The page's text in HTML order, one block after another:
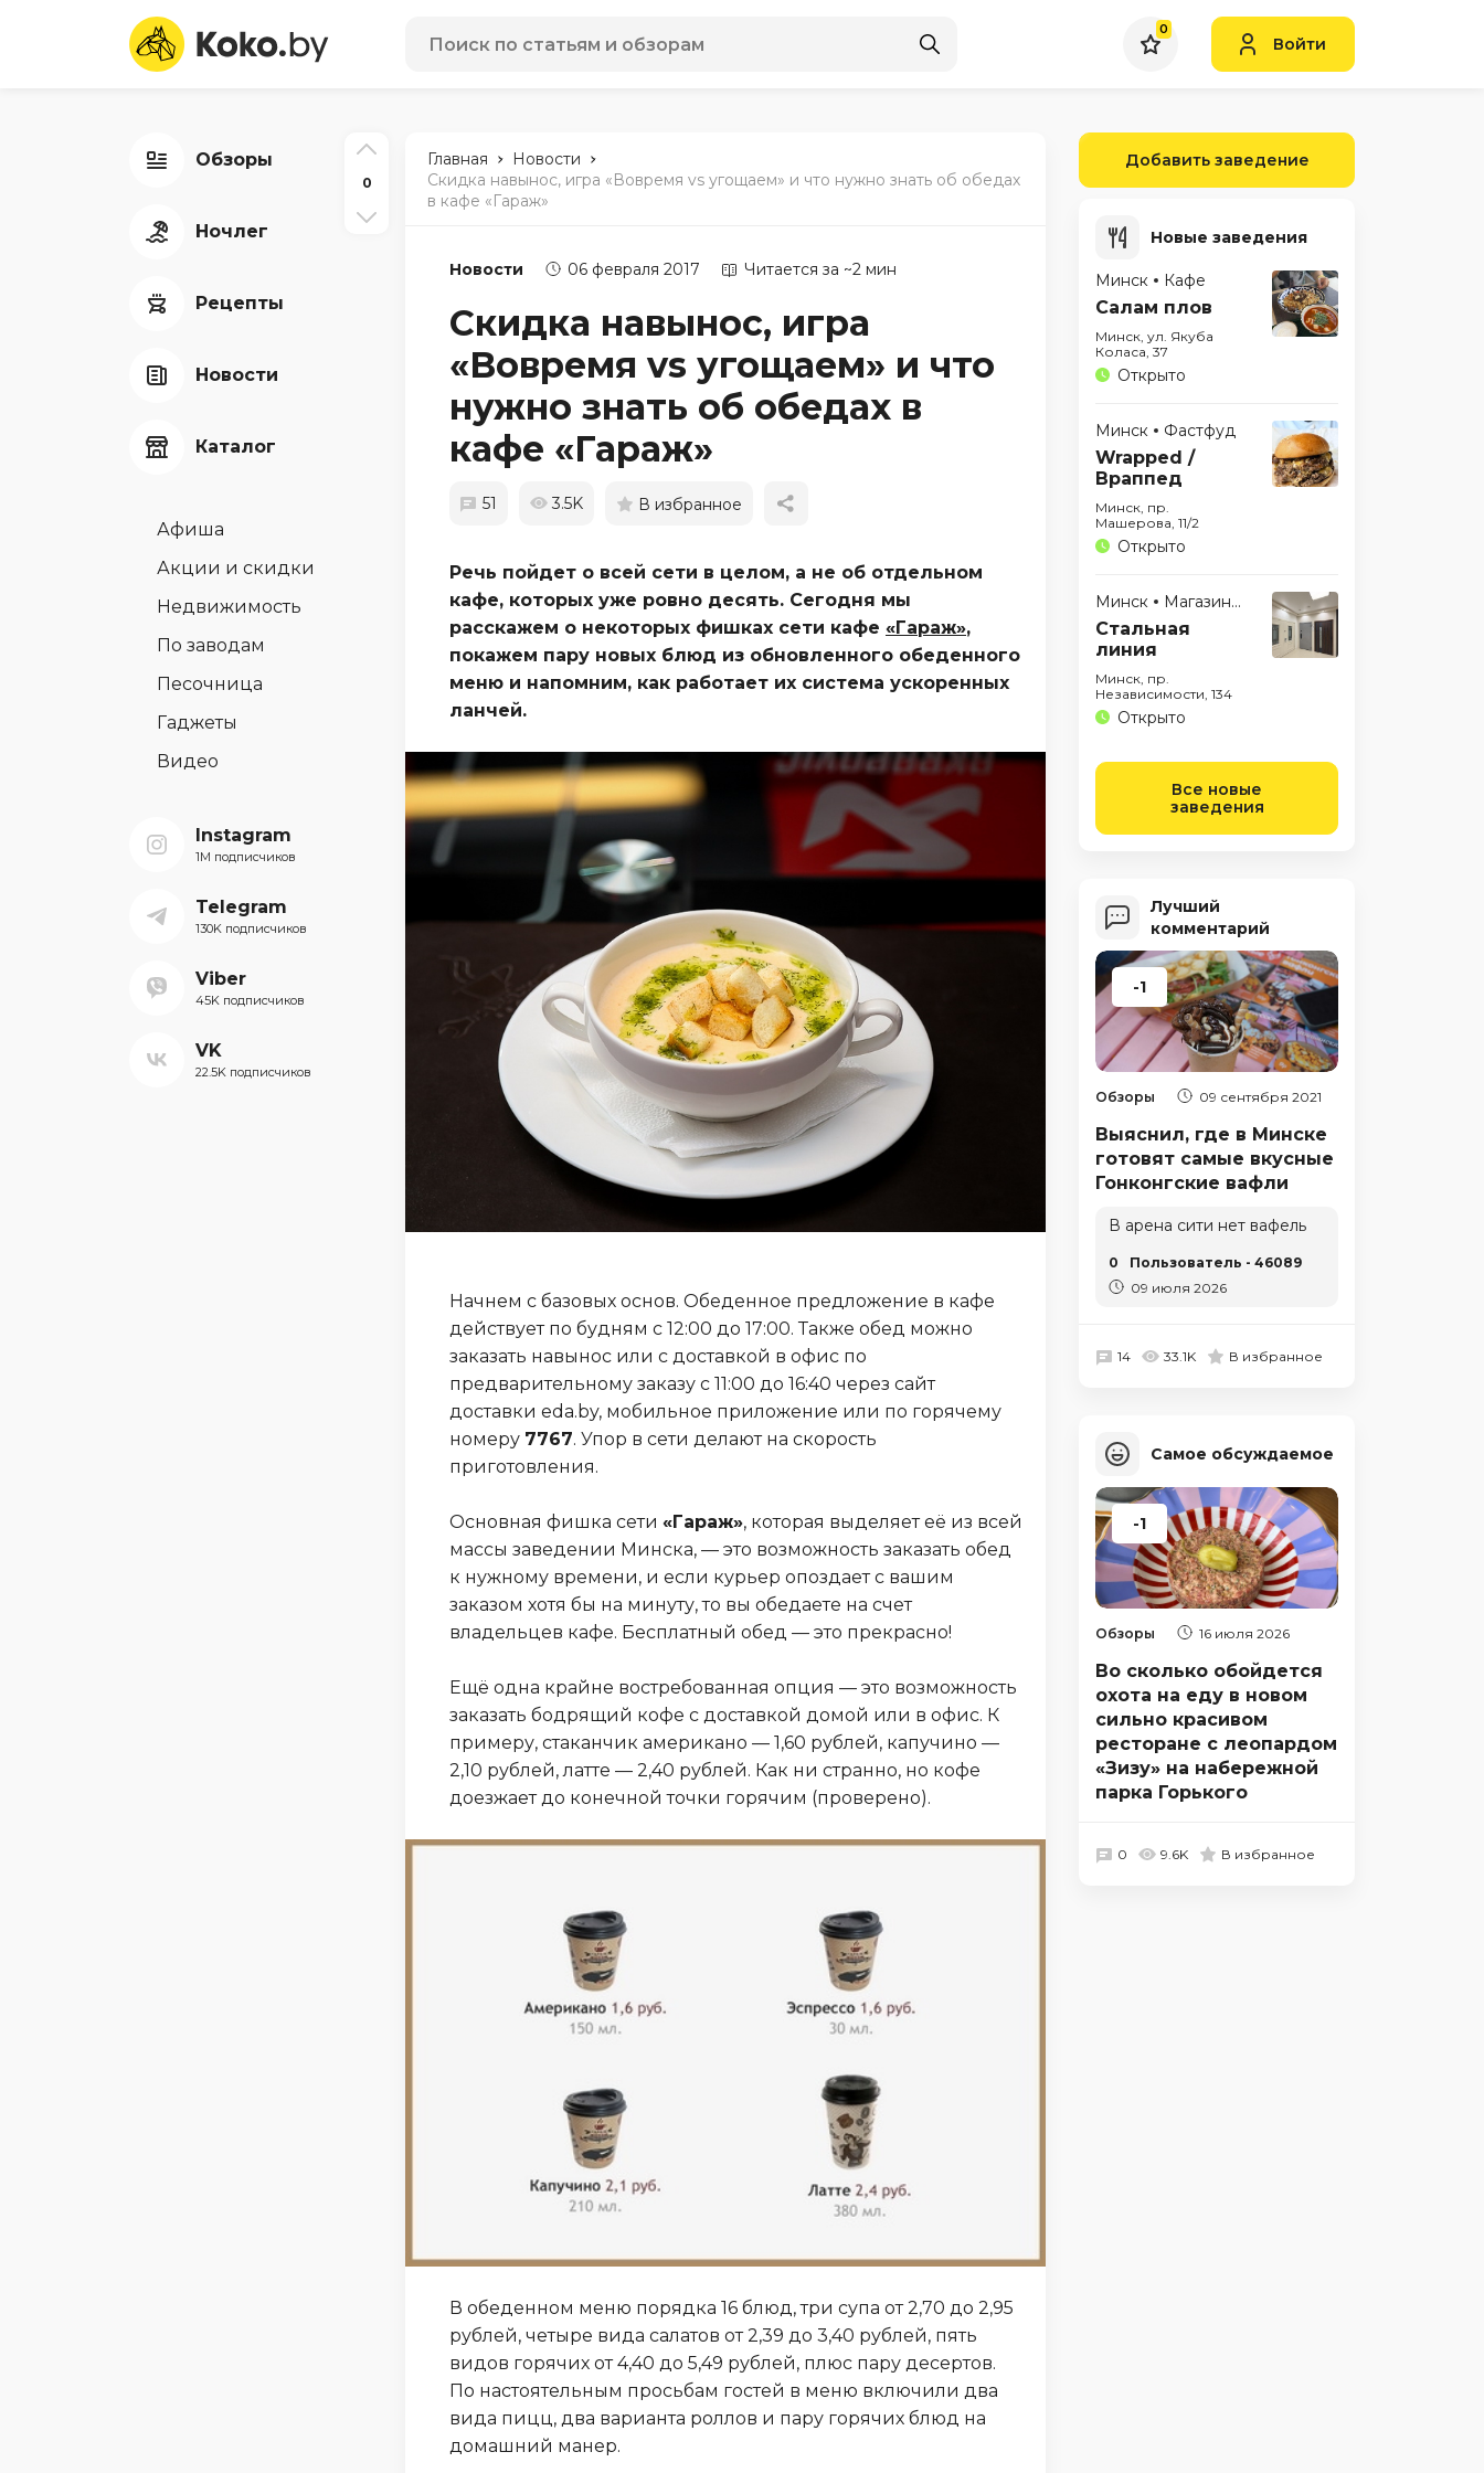
0
Войти
Обзоры
Ночлег
Рецепты
Новости
Каталог
Афиша
Акции и скидки
Недвижимость
По заводам
Песочница
Гаджеты
Видео
Instagram
1M подписчиков
Telegram
130K подписчиков
Viber
45K подписчиков
VK
22.5K подписчиков
0
Главная - Новости -
Скидка навынос, игра «Вовремя vs угощаем» и что нужно знать об обедах
в кафе «Гараж»
Новости 06 февраля 2017 Читается за ~2 мин
Скидка навынос, игра
«Вовремя vs угощаем» и что
нужно знать об обедах в
кафе «Гараж»
51 3.5K В избранное
Речь пойдет о всей сети в целом, а не об отдельном
кафе, которых уже ровно десять. Сегодня мы
расскажем о некоторых фишках сети кафе «Гараж»,
покажем пару новых блюд из обновленного обеденного
меню и напомним, как работает их система ускоренных
ланчей.
Начнем с базовых основ. Обеденное предложение в кафе
действует по будням с 12:00 до 17:00. Также обед можно
заказать навынос или с доставкой в офис по
предварительному заказу с 11:00 до 16:40 через сайт
доставки eda.by, мобильное приложение или по горячему
номеру 7767. Упор в сети делают на скорость
приготовления.
Основная фишка сети «Гараж», которая выделяет её из всей
массы заведении Минска, — это возможность заказать обед
к нужному времени, и если курьер опоздает с вашим
заказом хотя бы на минуту, то вы обедаете на счет
владельцев кафе. Бесплатный обед — это прекрасно!
Ещё одна крайне востребованная опция — это возможность
заказать бодрящий кофе с доставкой домой или в офис. К
примеру, стаканчик американо — 1,60 рублей, капучино —
2,10 рублей, латте — 2,40 рублей. Как ни странно, но кофе
доезжает до конечной точки горячим (проверено).
В обеденном меню порядка 16 блюд, три супа от 2,70 до 2,95
рублей, четыре вида салатов от 2,39 до 3,40 рублей, пять
видов горячих от 4,40 до 5,49 рублей, плюс пару десертов.
По настоятельным просьбам гостей в меню включили два
вида пицц, два варианта роллов и пару горячих блюд на
домашний манер.
Добавить заведение
Новые заведения
Минск Кафе
Салам плов
Минск, ул. Якуба
Коласа, 37
Открыто
Минск Фастфуд
Wrapped /
Враппед
Минск, пр.
Машерова, 11/2
Открыто
Минск Магазины
Стальная
линия
Минск, пр.
Независимости, 134
Открыто
Все новые
заведения
Лучший
комментарий
-1
Обзоры 09 сентября 2021
Выяснил, где в Минске
готовят самые вкусные
Гонконгские вафли
В арена сити нет вафель
0
Пользователь - 46089
09 июля 2026
14 33.1K В избранное
Самое обсуждаемое
-1
Обзоры 16 июля 2026
Во сколько обойдется
охота на еду в новом
сильно красивом
ресторане с леопардом
«Зизу» на набережной
парка Горького
0 9.6K В избранное